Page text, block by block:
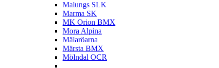
Malungs SLK
Marma SK
MK Orion BMX
Mora Alpina
Mälaröarna
Märsta BMX
Mölndal OCR